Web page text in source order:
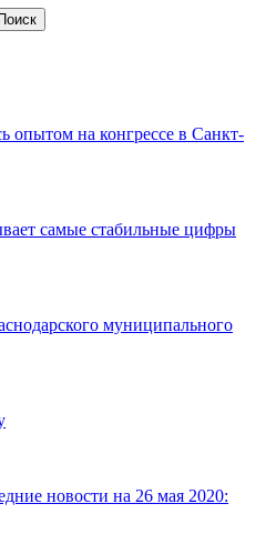
опытом на конгрессе в Санкт-
самые стабильные цифры
муниципального
новости на 26 мая 2020: